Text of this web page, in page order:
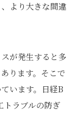
より大きな間違
が発生すると多
ります。そこで
います。日経B
トラブルの防ぎ